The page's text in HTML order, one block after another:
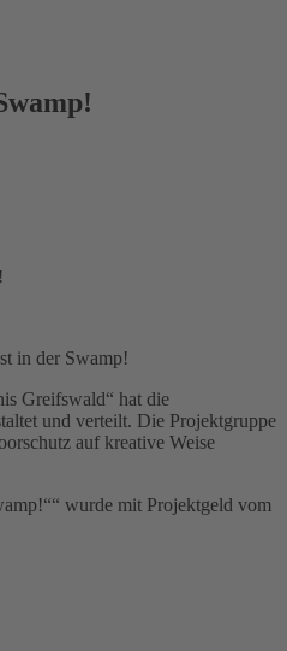
in der Swamp!
Greifswald“ hat die
und verteilt. Die Projektgruppe
auf kreative Weise
wurde mit Projektgeld vom